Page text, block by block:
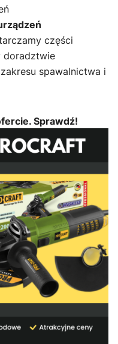
części
doradztwie
spawalnictwa i
Sprawdź!